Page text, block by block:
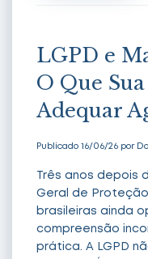
LGPD e
O Que
Adequar
Publicado 16/06/26 por
Três anos depois
Geral de
brasileiras ainda
compreensão
prática. A LGPD